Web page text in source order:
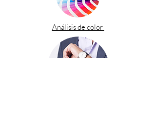
Análisis de color